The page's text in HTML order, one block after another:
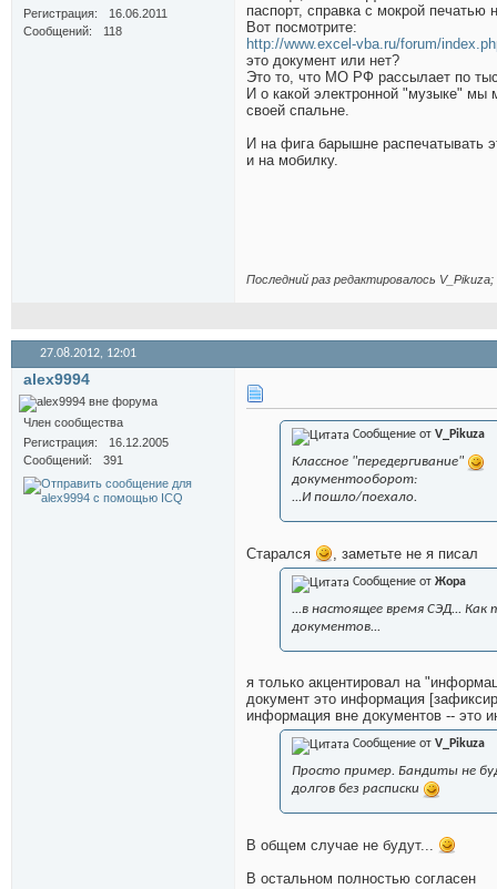
Регистрация
16.06.2011
Сообщений
118
паспорт, справка с мокрой
Вот посмотрите:
http://www.excel-vba.ru/forum/
это документ или нет?
Это то, что МО РФ рассылает по
И о какой электронной "музыке" мы
своей спальне.
И на фига барышне распечатывать
и на мобилку.
Последний раз редактировалось
27.08.2012, 12:01
alex9994
Член сообщества
Регистрация
16.12.2005
Сообщений
391
Сообщение от V_Pikuza
Классное "передергивание"
документооборот:
...И пошло/поехало.
Старался , заметьте не я писал
Сообщение от Жора
...в настоящее время СЭД...
документов...
я только акцентировал на
документ это информация
информация вне документов -- это
Сообщение от V_Pikuza
Просто пример. Бандиты не
долгов без расписки
В общем случае не будут...
В остальном полностью согласен